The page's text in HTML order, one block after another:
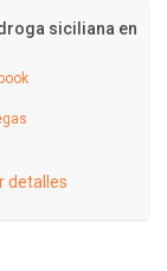
siciliana en
detalles